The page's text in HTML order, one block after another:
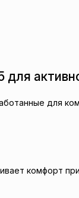
для
для
комфорт